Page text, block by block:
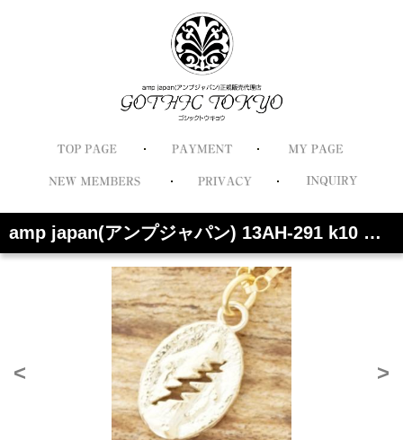
amp japan(アンプジャパン) 13AH-291 k10 マリア ネックレス
< >